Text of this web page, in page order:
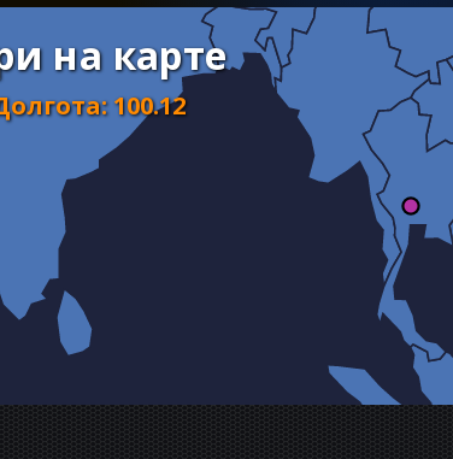
на карте
:100.12